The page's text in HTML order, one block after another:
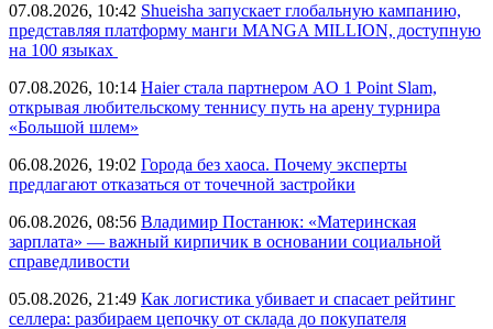
07.08.2026, 10:42 Shueisha запускает глобальную кампанию,
представляя платформу манги MANGA MILLION, доступную
на 100 языках
07.08.2026, 10:14 Haier стала партнером AO 1 Point Slam,
открывая любительскому теннису путь на арену турнира
«Большой шлем»
06.08.2026, 19:02 Города без хаоса. Почему эксперты
предлагают отказаться от точечной застройки
06.08.2026, 08:56 Владимир Постанюк: «Материнская
зарплата» — важный кирпичик в основании социальной
справедливости
05.08.2026, 21:49 Как логистика убивает и спасает рейтинг
селлера: разбираем цепочку от склада до покупателя